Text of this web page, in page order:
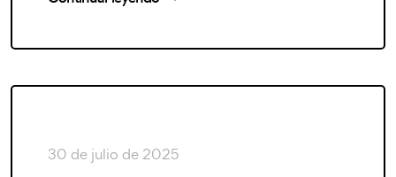
30 de julio de 2025